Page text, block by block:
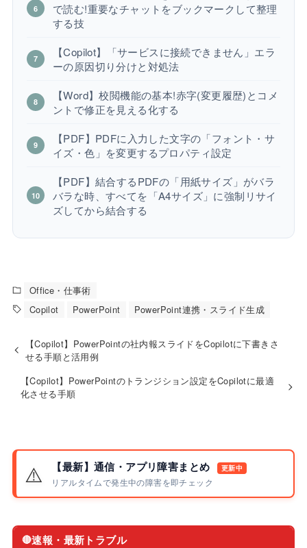
で読む!重要なチャットをブックマークして整理
する技
【Copilot】「サービスに接続できません」エラ
ーの原因切り分けと対処法
【Word】校閲機能の基本!赤字(変更履歴)とコメ
ントで修正を見える化する
【PDF】PDFに入力した文字の「フォント・サ
イズ・色」を変更するプロパティ設定
【PDF】結合するPDFの「用紙サイズ」がバラ
バラな時、すべてを「A4サイズ」に強制リサイ
ズしてから結合する
Office・仕事術
Copilot
PowerPoint PowerPoint連携・スライド生成
【Copilot】PowerPointの社内報スライドをCopilotに下書きさ
せる手順と活用例
【Copilot】PowerPointのトランジション設定をCopilotに最適
化させる手順
⚠️ 【最新】通信・アプリ障害まとめ 更新中
リアルタイムで発生中の障害を即チェック
🔴速報・最新トラブル